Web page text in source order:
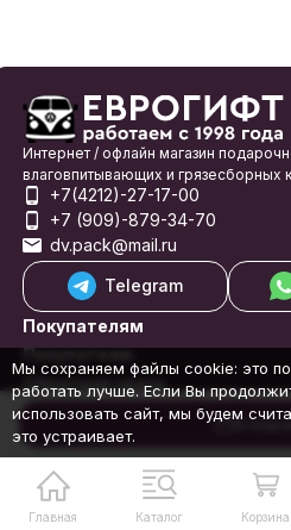
В
Главная Каталог Корзина
Интернет / офлайн магазин
влаговпитывающих и грязесборных
+7(4212)-27-17-00
+7 (909)-879-34-70
dv.pack@mail.ru
Telegram
Покупателям
Покупателю
Обратная связь
© 1998-2026 Еврогифт
Мы сохраняем файлы cookie: это
работать лучше. Если Вы
использовать сайт, мы будем
это устраивает.